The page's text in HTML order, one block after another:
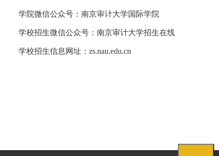
学院微信公众号：南京审计大学国际学院
学校招生微信公众号：南京审计大学招生在线
学校招生信息网址： zs.nau.edu.cn